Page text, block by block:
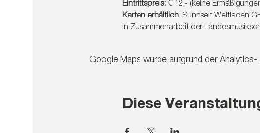
Eintrittspreis: € 12,- (keine
Karten erhältlich: Sunnseit Weltladen
In Zusammenarbeit der
Google Maps wurde aufgrund der
Diese